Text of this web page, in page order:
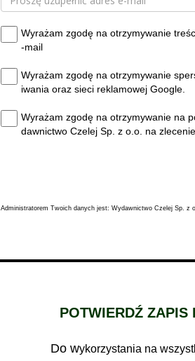
Wyrażam zgodę na otrzymywanie
-mail
Wyrażam zgodę na otrzymywanie
iwania oraz sieci reklamowej Google.
Wyrażam zgodę na otrzymywanie na
dawnictwo Czelej Sp. z o.o. na
Administratorem Twoich danych jest: Wydawnictwo Czelej Sp. z
POTWIERDŹ
Do wykorzystania na